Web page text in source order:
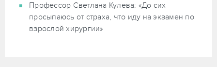
Профессор Светлана Кулева: «До сих
просыпаюсь от страха, что иду на экзамен по
взрослой хирургии»